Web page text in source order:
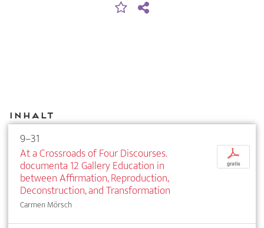
Inhalt
9–31
At a Crossroads of Four Discourses.
documenta 12 Gallery Education in
between Affirmation, Reproduction,
Deconstruction, and Transformation
Carmen Mörsch
p
gratis